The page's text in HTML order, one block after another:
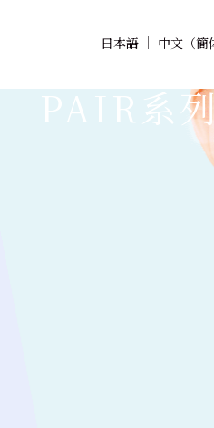
日本語 中文（簡
PAIR系